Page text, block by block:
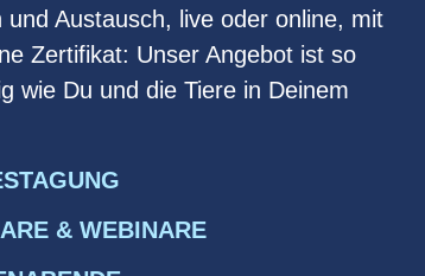
und Austausch, live oder online, mit
Zertifikat: Unser Angebot ist so
wie Du und die Tiere in Deinem
& WEBINARE